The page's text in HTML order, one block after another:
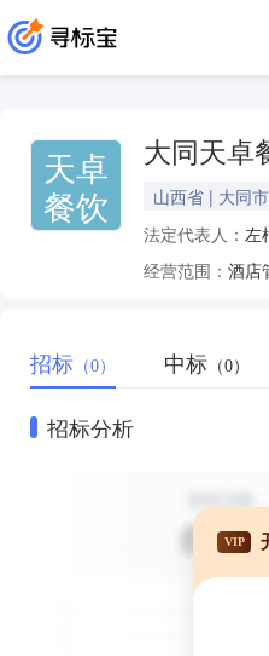
天卓
餐饮
大同天卓
山西省 | 大同市
法定代表人： 左
经营范围：
招标 （0） 中标 （0）
招标分析
VIP